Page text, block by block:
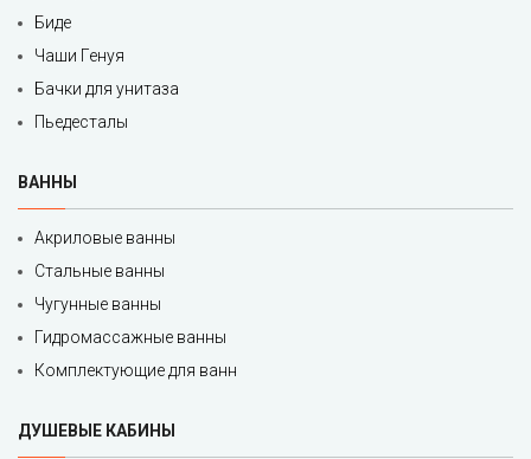
Биде
Чаши Генуя
Бачки для унитаза
Пьедесталы
ВАННЫ
Акриловые ванны
Стальные ванны
Чугунные ванны
Гидромассажные ванны
Комплектующие для ванн
ДУШЕВЫЕ КАБИНЫ